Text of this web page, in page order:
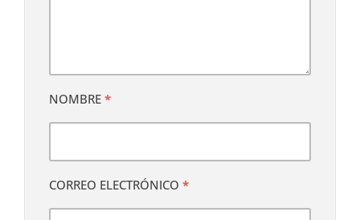
NOMBRE *
CORREO ELECTRÓNICO *